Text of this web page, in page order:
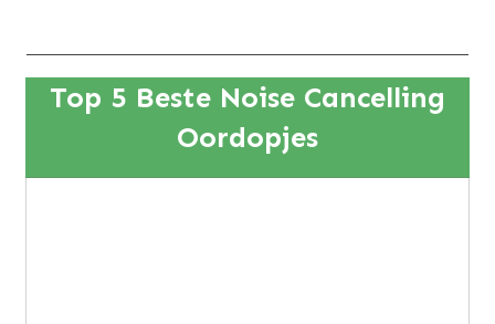
Top 5 Beste Noise Cancelling
Oordopjes